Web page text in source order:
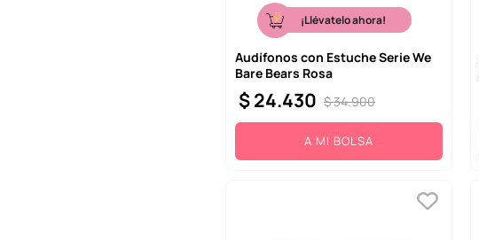
¡Llévatelo ahora!
Audífonos con Estuche Serie We
Bare Bears Rosa
$34.900
$24.430
A MI BOLSA